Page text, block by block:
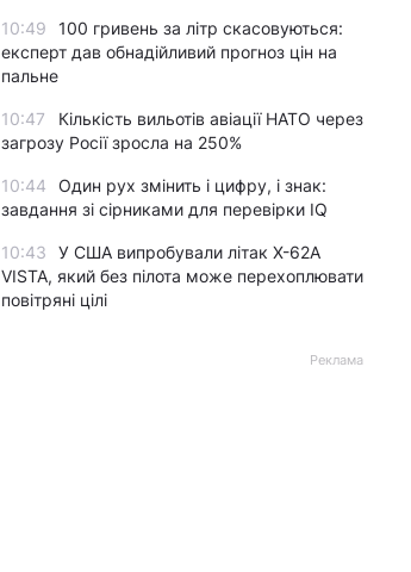
10:49
100 гривень за літр скасовуються:
експерт дав обнадійливий прогноз цін на
пальне
10:47
Кількість вильотів авіації НАТО через
загрозу Росії зросла на 250%
10:44
Один рух змінить і цифру, і знак:
завдання зі сірниками для перевірки IQ
10:43
У США випробували літак X-62A
VISTA, який без пілота може перехоплювати
повітряні цілі
Реклама